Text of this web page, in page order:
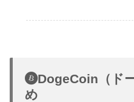
DogeCoin（ド
め